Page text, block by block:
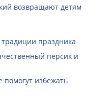
возвращают детям
праздника
персик и
помогут избежать